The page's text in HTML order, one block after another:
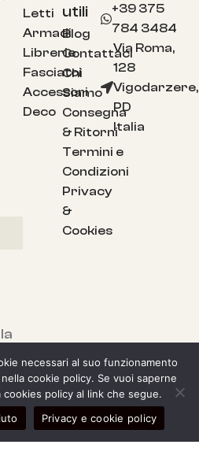
Letti
Armadi
Librerie
Fasciatoi
Accessori
Deco
utili
Blog
Contattaci
Chi
Siamo
Consegna
& Ritorni
Termini e
Condizioni
Privacy
&
Cookies
+39 375
784 3484
Via Roma,
128
Vigodarzere,
PD
Italia
necessari al suo funzionamento
cookie policy. Se vuoi saperne
policy al link che segue.
Privacy e cookie policy